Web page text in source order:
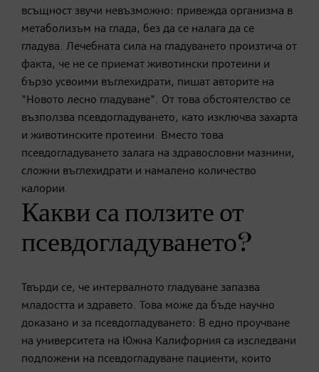
всъщност звучи невъзможно: привежда организма в
метаболизъм на глада, без да се налага да се
гладува. Лечебната сила на гладуването произтича от
факта, че не се приемат животински протеини и
бързо усвоими въглехидрати, пишат авторите на
"Новото лесно гладуване". От това обстоятелство се
възползва псевдогладуването, като изключва захарта
и животинските протеини. Вместо това
псевдогладуването залага на здравословни мазнини,
сложни въглехидрати и намалено количество
калории.
Какви са ползите от
псевдогладуването?
Твърди се, че интервалното гладуване запазва
младостта и здравето. Това може да бъде научно
доказано и за псевдогладуването: В едно проучване
на университета на Южна Калифорния са изследвани
подложени на псевдогладуване пациенти, които